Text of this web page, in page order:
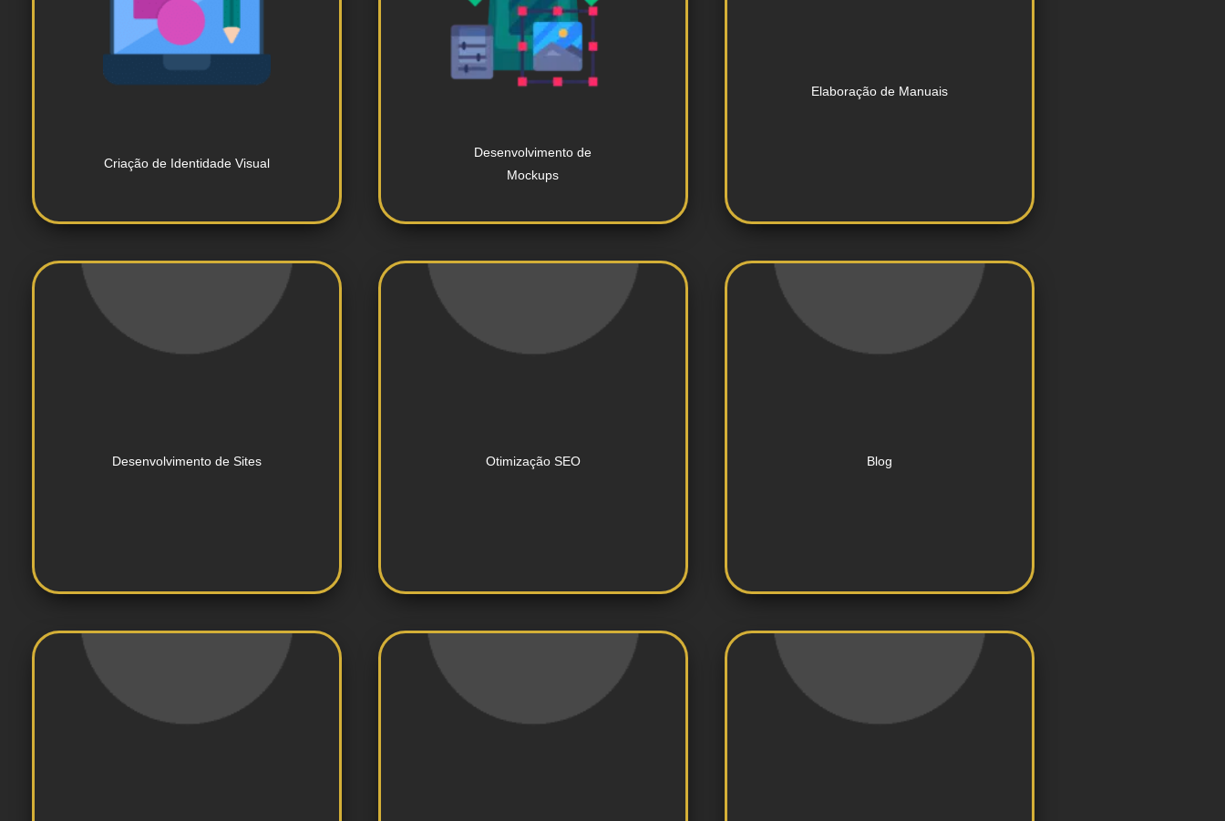
Criação de Identidade Visual
Design de logomarcas exclusivas
e representativos da marca.
Desenvolvimento de
Mockups
Desenvolvimento de mockups
para apresentação de produtos e
designs.
Elaboração de Manuais
Desenvolvimento de Sites Otimização SEO Blog